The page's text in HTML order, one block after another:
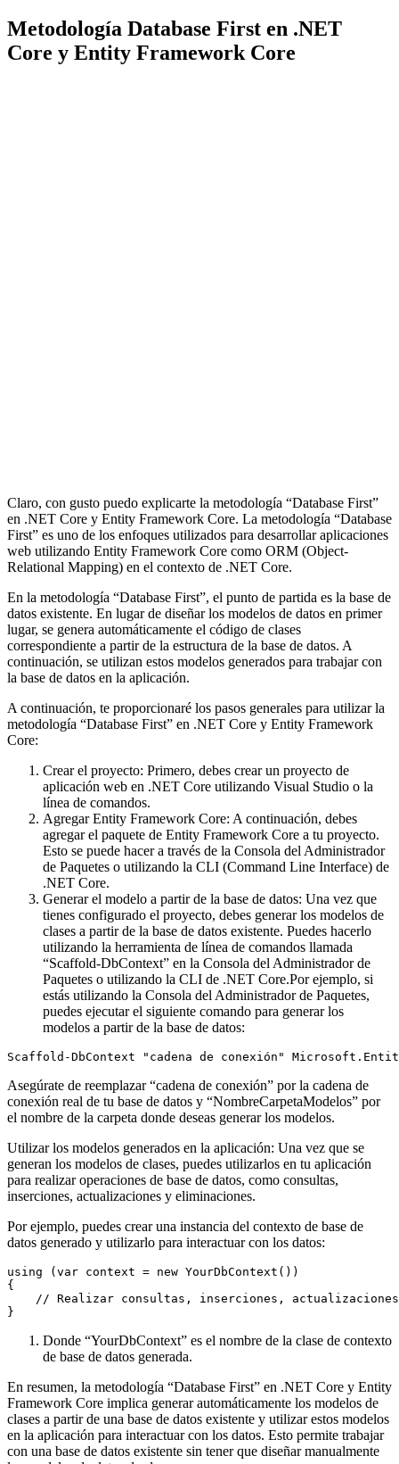
Metodología Database First en .NET
Core y Entity Framework Core
Claro, con gusto puedo explicarte la metodología “Database First”
en .NET Core y Entity Framework Core. La metodología “Database
First” es uno de los enfoques utilizados para desarrollar aplicaciones
web utilizando Entity Framework Core como ORM (Object-
Relational Mapping) en el contexto de .NET Core.
En la metodología “Database First”, el punto de partida es la base de
datos existente. En lugar de diseñar los modelos de datos en primer
lugar, se genera automáticamente el código de clases
correspondiente a partir de la estructura de la base de datos. A
continuación, se utilizan estos modelos generados para trabajar con
la base de datos en la aplicación.
A continuación, te proporcionaré los pasos generales para utilizar la
metodología “Database First” en .NET Core y Entity Framework
Core:
Crear el proyecto: Primero, debes crear un proyecto de
aplicación web en .NET Core utilizando Visual Studio o la
línea de comandos.
Agregar Entity Framework Core: A continuación, debes
agregar el paquete de Entity Framework Core a tu proyecto.
Esto se puede hacer a través de la Consola del Administrador
de Paquetes o utilizando la CLI (Command Line Interface) de
.NET Core.
Generar el modelo a partir de la base de datos: Una vez que
tienes configurado el proyecto, debes generar los modelos de
clases a partir de la base de datos existente. Puedes hacerlo
utilizando la herramienta de línea de comandos llamada
“Scaffold-DbContext” en la Consola del Administrador de
Paquetes o utilizando la CLI de .NET Core.Por ejemplo, si
estás utilizando la Consola del Administrador de Paquetes,
puedes ejecutar el siguiente comando para generar los
modelos a partir de la base de datos:
Scaffold-DbContext "cadena de conexión"
Asegúrate de reemplazar “cadena de conexión” por la cadena de
conexión real de tu base de datos y “NombreCarpetaModelos” por
el nombre de la carpeta donde deseas generar los modelos.
Utilizar los modelos generados en la aplicación: Una vez que se
generan los modelos de clases, puedes utilizarlos en tu aplicación
para realizar operaciones de base de datos, como consultas,
inserciones, actualizaciones y eliminaciones.
Por ejemplo, puedes crear una instancia del contexto de base de
datos generado y utilizarlo para interactuar con los datos:
using (var context = new YourDbContext())
{
// Realizar consultas, inserciones,
}
Donde “YourDbContext” es el nombre de la clase de contexto
de base de datos generada.
En resumen, la metodología “Database First” en .NET Core y Entity
Framework Core implica generar automáticamente los modelos de
clases a partir de una base de datos existente y utilizar estos modelos
en la aplicación para interactuar con los datos. Esto permite trabajar
con una base de datos existente sin tener que diseñar manualmente